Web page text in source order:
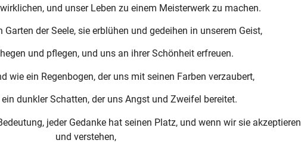
und unser Leben zu einem Meisterwerk zu machen.
Garten der Seele, sie erblühen und gedeihen in unserem Geist,
und pflegen, und uns an ihrer Schönheit erfreuen.
wie ein Regenbogen, der uns mit seinen Farben verzaubert,
dunkler Schatten, der uns Angst und Zweifel bereitet.
jeder Gedanke hat seinen Platz, und wenn wir sie akzeptieren
und verstehen,